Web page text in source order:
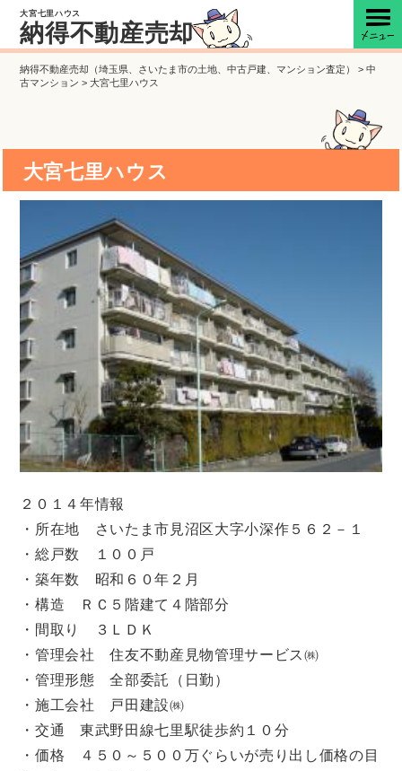
大宮七里ハウス
納得不動産売却
納得不動産売却（埼玉県、さいたま市の土地、中古戸建、マンション査定） >中
古マンション >大宮七里ハウス
大宮七里ハウス
２０１４年情報
・所在地 さいたま市見沼区大字小深作５６２－１
・総戸数 １００戸
・築年数 昭和６０年２月
・構造 ＲＣ５階建て４階部分
・間取り ３ＬＤＫ
・管理会社 住友不動産見物管理サービス㈱
・管理形態 全部委託（日勤）
・施工会社 戸田建設㈱
・交通 東武野田線七里駅徒歩約１０分
・価格 ４５０～５００万ぐらいが売り出し価格の目